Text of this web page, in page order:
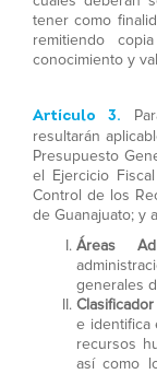
tener como
remitiendo
conocimiento y
Artículo 3.
resultarán
Presupuesto
el Ejercicio
Control de los
de Guanajuato; y
Áreas
generales
e identifica
recursos
así como